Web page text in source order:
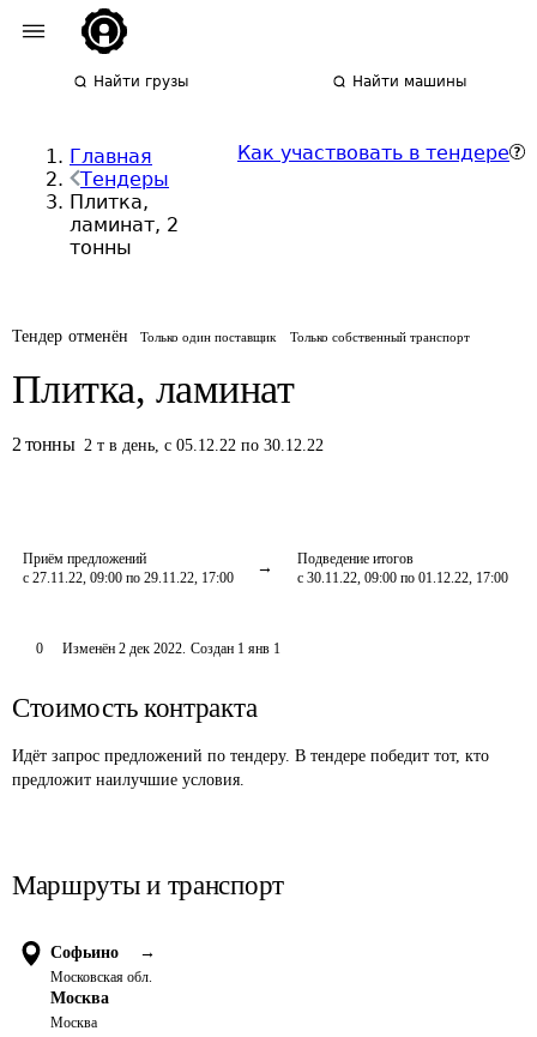
Найти грузы Найти машины
Главная
Тендеры
Плитка,
ламинат, 2
тонны
Как участвовать в тендере
Тендер отменён Только один поставщик Только собственный транспорт
Плитка, ламинат
2 тонны 2 т в день,с 05.12.22 по 30.12.22
Приём предложений
с 27.11.22, 09:00 по 29.11.22, 17:00
Подведение итогов
с 30.11.22, 09:00 по 01.12.22, 17:00
0 Изменён 2 дек 2022. Создан 1 янв 1
Стоимость контракта
Идёт запрос предложений по тендеру. В тендере победит тот, кто
предложит наилучшие условия.
Маршруты и транспорт
Софьино →
Московская обл.
Москва
Москва